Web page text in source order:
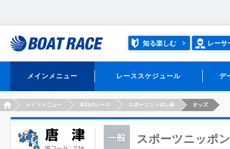
知る楽しむ レーサ
メインメニュー レーススケジュール デ
HOMEメインメニュー 本日のレース スポーツニッポン杯 オッズ
スポーツニッポ